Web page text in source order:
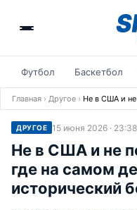
Футбол Баскетбол
Главная › Другое › Не в США и
ДРУГОЕ 15 июня 2026 · 23:38
Не в США и не
где на самом
исторический